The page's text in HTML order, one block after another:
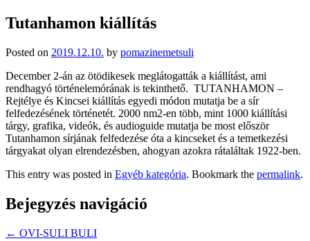
Tutanhamon kiállítás
Posted on 2019.12.10. by pomazinemetsuli
December 2-án az ötödikesek meglátogatták a kiállítást, ami
rendhagyó történelemórának is tekinthető. TUTANHAMON –
Rejtélye és Kincsei kiállítás egyedi módon mutatja be a sír
felfedezésének történetét. 2000 nm2-en több, mint 1000 kiállítási
tárgy, grafika, videók, és audioguide mutatja be most először
Tutanhamon sírjának felfedezése óta a kincseket és a temetkezési
tárgyakat olyan elrendezésben, ahogyan azokra rátaláltak 1922-ben.
This entry was posted in Egyéb kategória. Bookmark the permalink.
Bejegyzés navigáció
← OVI-SULI BULI